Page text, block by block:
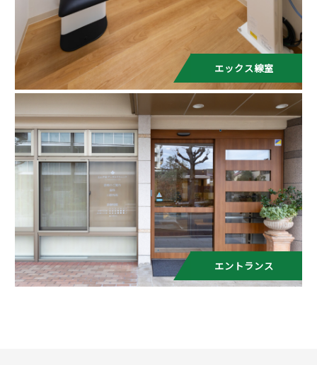
エックス線室
エントランス